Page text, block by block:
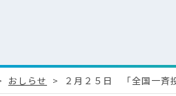
おしらせ ２月２５日 「全国一斉